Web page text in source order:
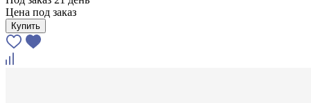
Цена под заказ
Купить